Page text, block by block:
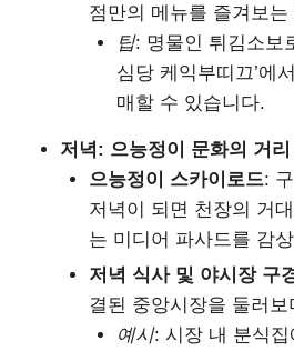
점만의 메뉴를 즐겨보
팁: 명물인 튀김소보
심당 케익부띠끄’에
매할 수 있습니다.
저녁: 으능정이 문화의 거
으능정이 스카이로드:
저녁이 되면 천장의 거
는 미디어 파사드를 감
저녁 식사 및 야시장 구
결된 중앙시장을 둘러
예시: 시장 내 분식